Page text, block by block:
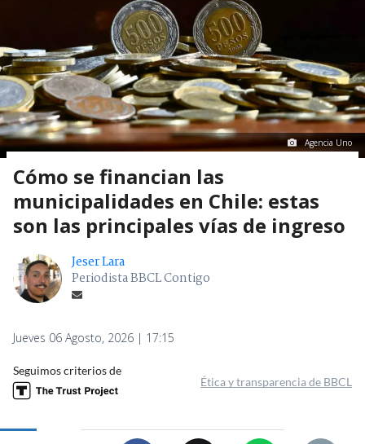
Agencia Uno
Cómo se financian las
municipalidades en Chile: estas
son las principales vías de ingreso
Jeser Lara
Periodista BBCL Contigo
Jueves 06 Agosto, 2026 | 17:15
Seguimos criterios de
Ética y transparencia de BBCL